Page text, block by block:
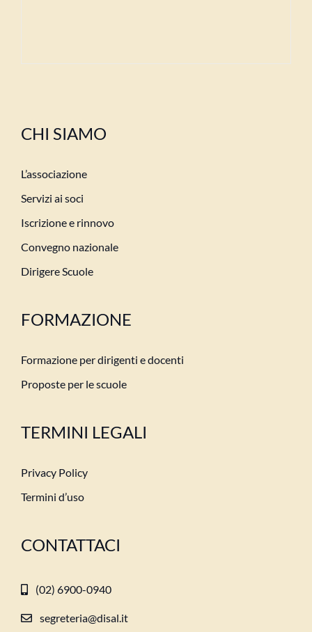
CHI SIAMO
L’associazione
Servizi ai soci
Iscrizione e rinnovo
Convegno nazionale
Dirigere Scuole
FORMAZIONE
Formazione per dirigenti e docenti
Proposte per le scuole
TERMINI LEGALI
Privacy Policy
Termini d’uso
CONTATTACI
(02) 6900-0940
segreteria@disal.it